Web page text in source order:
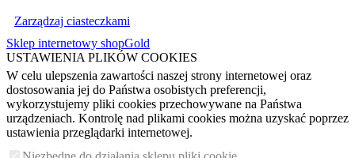
Zarządzaj ciasteczkami
Sklep internetowy shopGold
USTAWIENIA PLIKÓW COOKIES
W celu ulepszenia zawartości naszej strony internetowej oraz
dostosowania jej do Państwa osobistych preferencji,
wykorzystujemy pliki cookies przechowywane na Państwa
urządzeniach. Kontrolę nad plikami cookies można uzyskać poprzez
ustawienia przeglądarki internetowej.